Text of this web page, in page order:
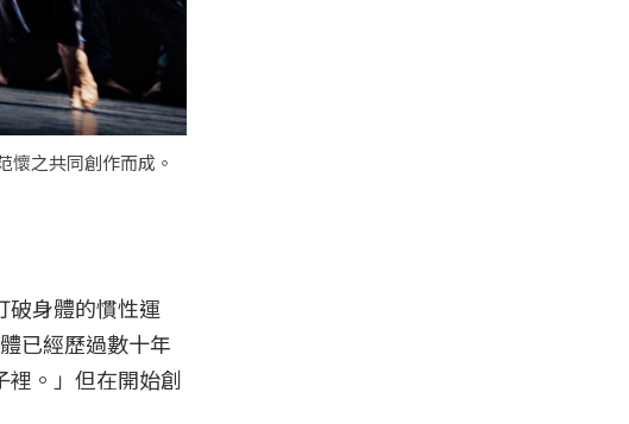
懷之共同創作而成。
破身體的慣性運
已經歷過數十年
裡。」但在開始創